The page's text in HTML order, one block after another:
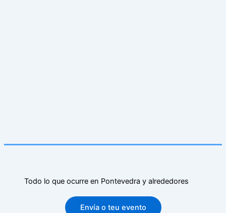
Todo lo que ocurre en Pontevedra y alrededores
Envía o teu evento